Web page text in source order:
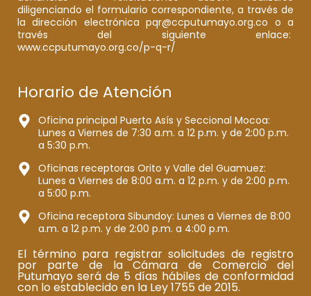
diligenciando el formulario correspondiente, a través de
la dirección electrónica pqr@ccputumayo.org.co o a
través del siguiente enlace:
www.ccputumayo.org.co/p-q-r/
Horario de Atención
Oficina principal Puerto Asís y Seccional Mocoa:
Lunes a Viernes de 7:30 a.m. a 12 p.m. y de 2:00 p.m.
a 5:30 p.m.
Oficinas receptoras Orito y Valle del Guamuez:
Lunes a Viernes de 8:00 a.m. a 12 p.m. y de 2:00 p.m.
a 5:00 p.m.
Oficina receptora Sibundoy: Lunes a Viernes de 8:00
a.m. a 12 p.m. y de 2:00 p.m. a 4:00 p.m.
El término para registrar solicitudes de registro
por parte de la Cámara de Comercio del
Putumayo será de 5 días hábiles de conformidad
con lo establecido en la Ley 1755 de 2015.